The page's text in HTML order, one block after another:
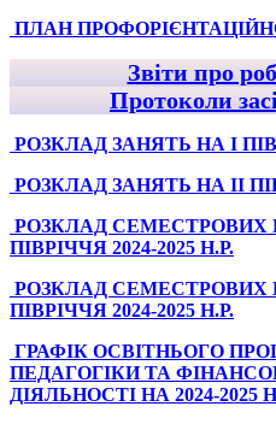
ПЛАН
Звіти про
Протоколи
РОЗКЛАД ЗАНЯТЬ НА І
РОЗКЛАД ЗАНЯТЬ НА ІI
РОЗКЛАД СЕМЕСТРОВИХ
ПІВРІЧЧЯ 2024-2025 Н.Р.
РОЗКЛАД СЕМЕСТРОВИХ
ПІВРІЧЧЯ 2024-2025 Н.Р.
ГРАФІК ОСВІТНЬОГО
ПЕДАГОГІКИ ТА
ДІЯЛЬНОСТІ НА 2024-2025